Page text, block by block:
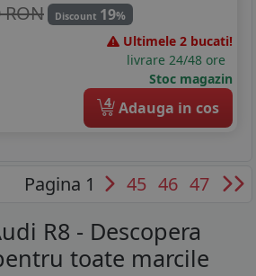
RON Discount 19%
Ultimele 2 bucati!
livrare 24/48 ore
Stoc magazin
4 Adauga in cos
Pagina 1 45 46 47
R8 - Descopera
toate marcile